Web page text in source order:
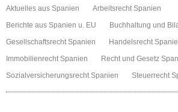
Aktuelles aus Spanien
Arbeitsrecht Spanien
Berichte aus Spanien u. EU
Buchhaltung und
Gesellschaftsrecht Spanien
Handelsrecht
Immobilienrecht Spanien
Recht und Gesetz
Sozialversicherungsrecht Spanien
Steuerrecht